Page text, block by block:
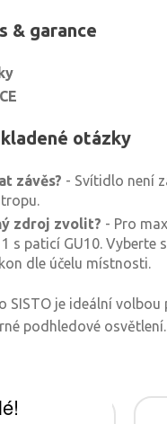
& garance
otázky
závěs? - Svítidlo není
zdroj zvolit? - Pro
s paticí GU10.
dle účelu místnosti.
SISTO je ideální
podhledové